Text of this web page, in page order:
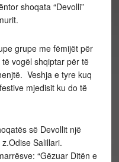
shoqata “Devolli”
grupe me fëmijët për
vogël shqiptar për të
Veshja e tyre kuq
mjedisit ku do të
së Devollit një
Salillari.
“Gëzuar Ditën e